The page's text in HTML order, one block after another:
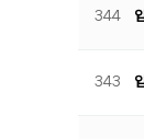
344
343